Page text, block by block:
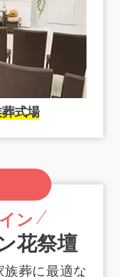
式場
ン
花祭壇
族葬に最適な